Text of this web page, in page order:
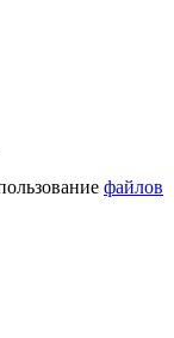
файлов